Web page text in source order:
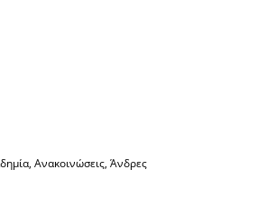
, Ανακοινώσεις, Άνδρες